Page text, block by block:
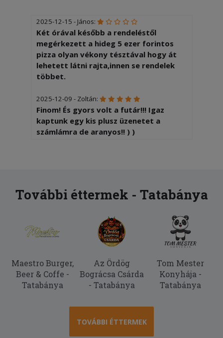
2025-12-15 - János:
Két órával később a rendeléstől
megérkezett a hideg 5 ezer forintos
pizza olyan vékony tésztával hogy át
lehetett látni rajta,innen se rendelek
többet.
2025-12-09 - Zoltán:
Finom! És gyors volt a futár!!! Igaz
kaptunk egy kis plusz üzenetet a
számlámra de aranyos!! ) )
pizza jéghideg voll! Kb 3 mm vastag
kukorica és kb 1 szelet gépsonka
rászórva.. a sajt tört ahogy szedtem
szèt , a leírásban mozzarellàt is írtak na
ha szeretnetek elküldöm! 4800
forintért nem ezt várja az ember!
Ehetetlen soha többet nem rendelek
További éttermek - Tatabánya
Maestro Burger,
Beer & Coffe -
Tatabánya
Az Ördög
Bográcsa Csárda
- Tatabánya
Tom Mester
Konyhája -
Tatabánya
TOVÁBBI ÉTTERMEK